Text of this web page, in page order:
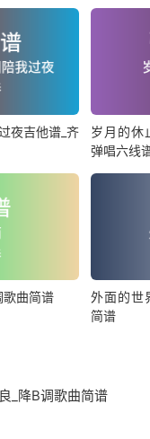
夜吉他谱_齐
岁月的休
弹唱六线
歌曲简谱
外面的世
简谱
_降B调歌曲简谱